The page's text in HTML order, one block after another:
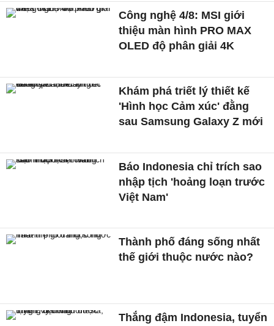
Công nghệ 4/8: MSI giới
thiệu màn hình PRO MAX
OLED độ phân giải 4K
Khám phá triết lý thiết kế
'Hình học Cảm xúc' đằng
sau Samsung Galaxy Z mới
Báo Indonesia chỉ trích sao
nhập tịch 'hoảng loạn trước
Việt Nam'
Thành phố đáng sống nhất
thế giới thuộc nước nào?
Thắng đậm Indonesia, tuyển